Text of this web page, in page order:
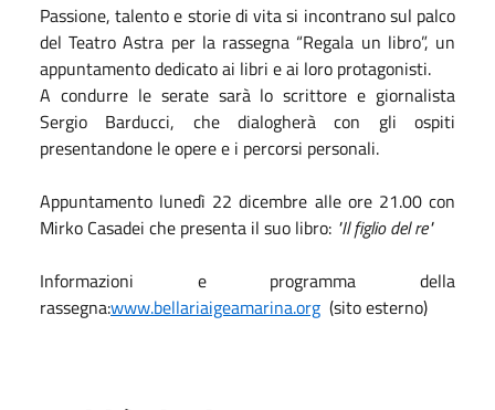
Passione, talento e storie di vita si incontrano sul palco
del Teatro Astra per la rassegna “Regala un libro”, un
appuntamento dedicato ai libri e ai loro protagonisti.
A condurre le serate sarà lo scrittore e giornalista
Sergio Barducci, che dialogherà con gli ospiti
presentandone le opere e i percorsi personali.
Appuntamento lunedì 22 dicembre alle ore 21.00 con
Mirko Casadei che presenta il suo libro: "Il figlio del re"
Informazioni e programma della
rassegna:www.bellariaigeamarina.org (sito esterno)